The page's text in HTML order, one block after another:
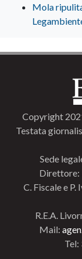
Mola
Copyright
Testata
Sede
Direttore:
C. Fiscale e
R.E.A.
Mail: